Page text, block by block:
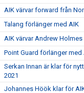
AIK värvar forward från
Talang förlänger med AIK
AIK värvar Andrew Holmes
Point Guard förlänger med
Serkan Innan är klar för
2021
Johannes Höök klar för